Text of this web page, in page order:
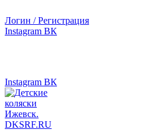
Логин / Регистрация
Instagram ВК
Instagram ВК